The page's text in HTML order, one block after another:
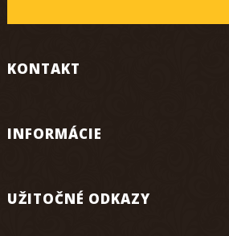
KONTAKT
INFORMÁCIE
UŽITOČNÉ ODKAZY